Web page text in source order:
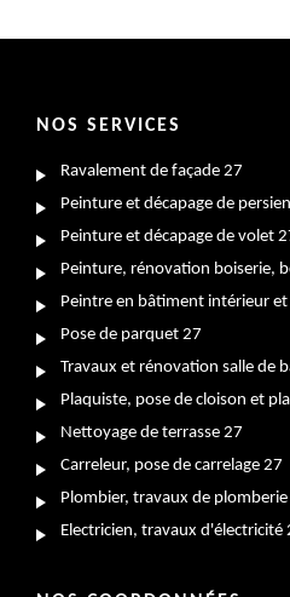
NOS SERVICES
Ravalement de façade 27
Peinture et décapage de
Peinture et décapage de volet
Peinture, rénovation boiserie,
Peintre en bâtiment intérieur
Pose de parquet 27
Travaux et rénovation salle de
Plaquiste, pose de cloison et
Nettoyage de terrasse 27
Carreleur, pose de carrelage 27
Plombier, travaux de plomberie
Electricien, travaux d'électricité